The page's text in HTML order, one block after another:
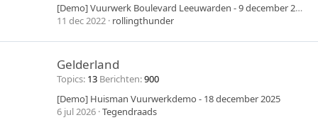
[Demo] Vuurwerk Boulevard Leeuwarden - 9 december 2022
11 dec 2022 rollingthunder
Gelderland
Topics 13 Berichten 900
[Demo] Huisman Vuurwerkdemo - 18 december 2025
6 jul 2026 Tegendraads